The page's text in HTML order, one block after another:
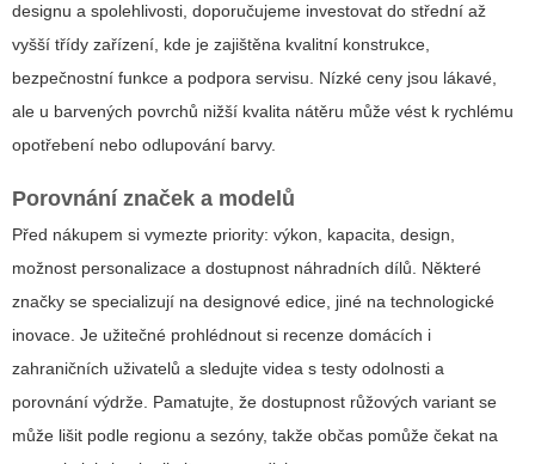
designu a spolehlivosti, doporučujeme investovat do střední až
vyšší třídy zařízení, kde je zajištěna kvalitní konstrukce,
bezpečnostní funkce a podpora servisu. Nízké ceny jsou lákavé,
ale u barvených povrchů nižší kvalita nátěru může vést k rychlému
opotřebení nebo odlupování barvy.
Porovnání značek a modelů
Před nákupem si vymezte priority: výkon, kapacita, design,
možnost personalizace a dostupnost náhradních dílů. Některé
značky se specializují na designové edice, jiné na technologické
inovace. Je užitečné prohlédnout si recenze domácích i
zahraničních uživatelů a sledujte videa s testy odolnosti a
porovnání výdrže. Pamatujte, že dostupnost růžových variant se
může lišit podle regionu a sezóny, takže občas pomůže čekat na